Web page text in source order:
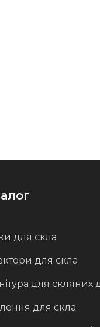
для скла
для скла
для скляних
для скла